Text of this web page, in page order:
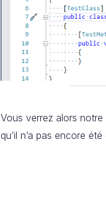
Vous verrez alors notre
qu’il n’a pas encore